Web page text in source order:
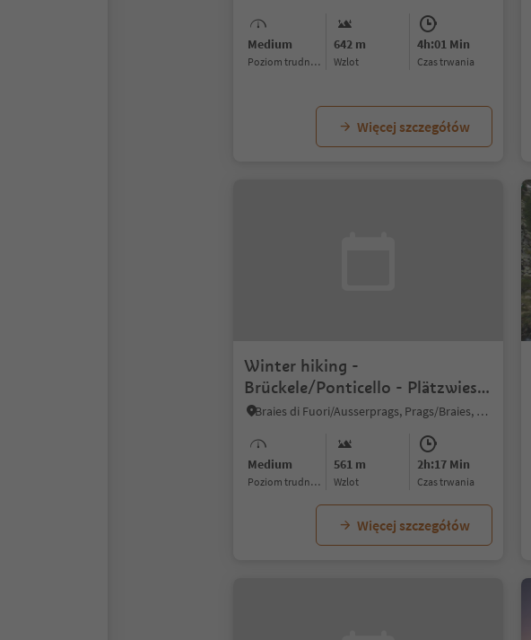
Medium
Poziom trudności
642 m
Wzlot
4h:01 Min
czas trwania
Więcej szczegółów
Winter hiking -
Brückele/Ponticello - Plätzwiese
high plateau
Braies di Fuori/Ausserprags, Prags/Braies, Dolomites Region 3 Zinnen
Medium
Poziom trudności
561 m
Wzlot
2h:17 Min
czas trwania
Więcej szczegółów